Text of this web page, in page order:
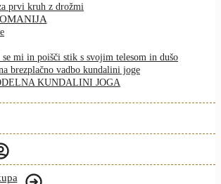
prvi kruh z drožmi
mi in poišči stik s svojim telesom in dušo
brezplačno vadbo kundalini joge
KUNDALINI JOGA